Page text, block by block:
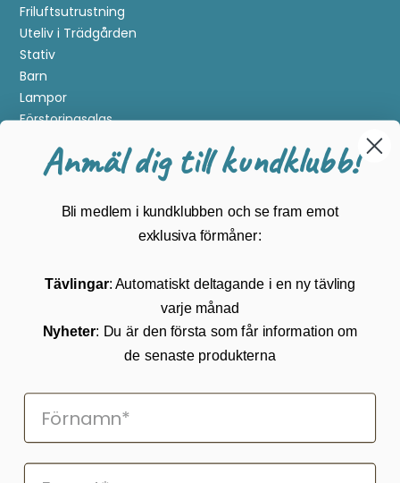
Friluftsutrustning
Uteliv i Trädgården
Stativ
Barn
Lampor
Förstoringsglas
Guider
Köpvillkor
Cookies
Prenumerera på vårt nyhetsbrev
Anmäl dig till kundklubb!
Bli medlem i kundklubben och se fram emot
exklusiva förmåner:
Tävlingar: Automatiskt deltagande i en ny tävling
varje månad
Nyheter: Du är den första som får information om
de senaste produkterna